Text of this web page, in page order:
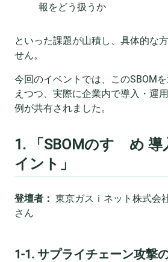
報をどう扱うか
といった課題が山積し、具体的な
せん。
今回のイベントでは、このSBOM
えつつ、実際に企業内で導入・運
例が共有されました。
1. 「SBOMのすゝめ
イント」
登壇者： 東京ガスｉネット株式会
さん
1-1. サプライチェーン攻撃